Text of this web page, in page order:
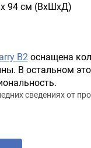
x 94 cм (ВхШхД)
B2 оснащена
В остальном
сведениях от